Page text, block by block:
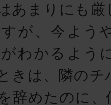
あまりにも
が、今よう
わかるよう
きは、隣の
辞めたのに